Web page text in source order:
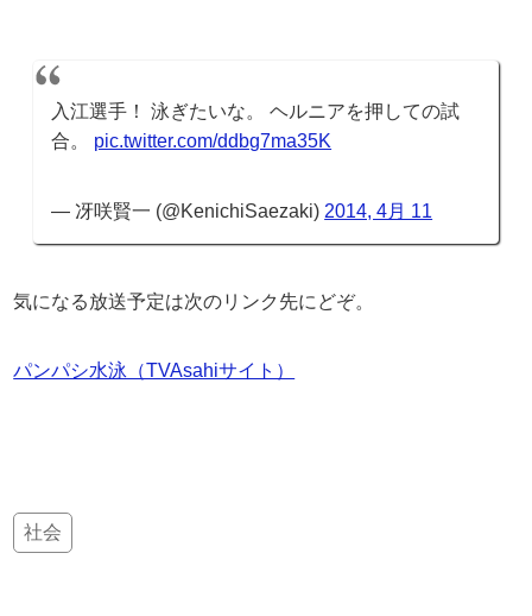
入江選手！ 泳ぎたいな。 ヘルニアを押しての試
合。 pic.twitter.com/ddbg7ma35K
— 冴咲賢一 (@KenichiSaezaki) 2014, 4月 11
気になる放送予定は次のリンク先にどぞ。
パンパシ水泳（TVAsahiサイト）
社会